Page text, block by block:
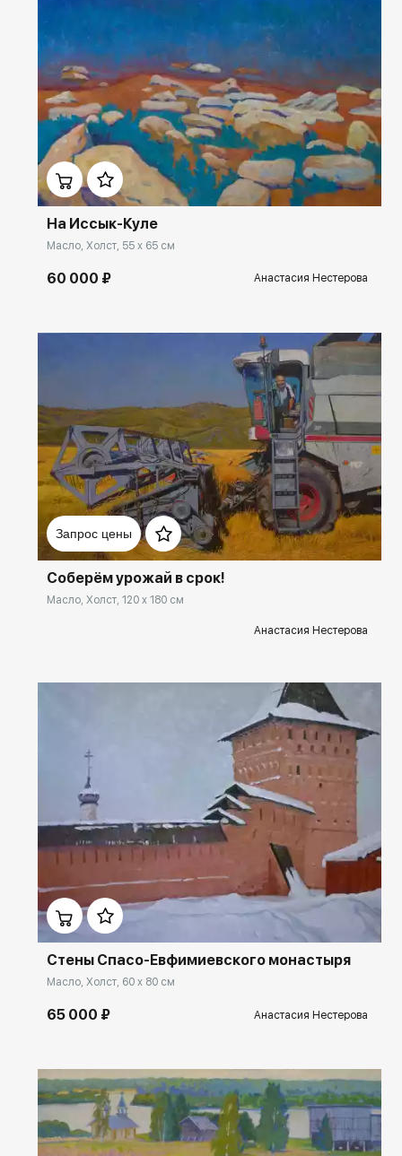
Домен: ekb.rakovgallery.ru
На Иссык-Куле
Масло, Холст, 55 x 65 см
60 000 ₽ Анастасия Нестерова
Запрос цены
Домен: ekb.rakovgallery.ru
Соберём урожай в срок!
Масло, Холст, 120 x 180 см
Анастасия Нестерова
Домен: ekb.rakovgallery.ru
Стены Спасо-Евфимиевского монастыря
Масло, Холст, 60 x 80 см
65 000 ₽ Анастасия Нестерова